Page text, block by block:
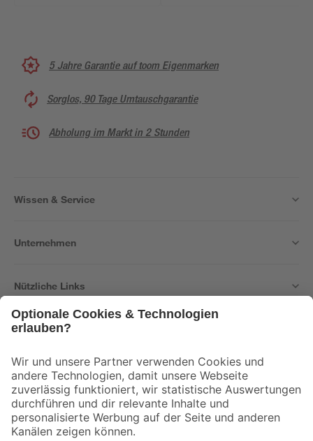
5 Jahre Garantie auf toom Eigenmarken
Sorglos, 90 Tage Umtauschgarantie
Abholung im Markt in 2 Stunden
Wissen & Service
Unternehmen
Nützliche Links
Der toom Newsletter: Keine Angebote und Aktionen mehr verpassen!
Zur Newsletter Anmeldung
Folge uns